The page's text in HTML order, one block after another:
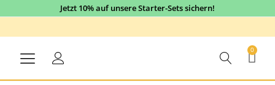
Jetzt 10% auf unsere Starter-Sets sichern!
0